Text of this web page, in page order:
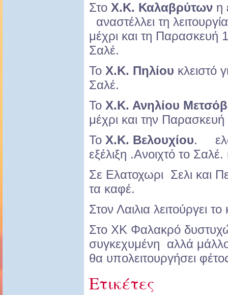
Στο Χ.Κ. Καλαβρύτων η
αναστέλλει τη
μέχρι και τη Παρασκευή
Σαλέ.
Το Χ.Κ. Πηλίου κλειστό
Σαλέ.
Το Χ.Κ. Ανηλίου
μέχρι και την
Το Χ.Κ. Βελουχίου.
εξέλιξη .Ανοιχτό το Σαλέ.
Σε Ελατοχωρι Σελι και
τα καφέ.
Στον Λαιλια λειτούργει
Στο ΧΚ Φαλακρό
συγκεχυμένη αλλά
θα υπολειτουργήσει
Ετικέτες